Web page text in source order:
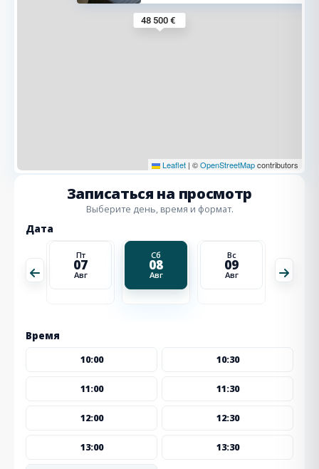
48 500 €
Leaflet | ©OpenStreetMapcontributors
Записаться на просмотр
Выберите день, время и формат.
Дата
Пт
07
Авг
Сб
08
Авг
Вс
09
Авг
Время
10:00 10:30
11:00 11:30
12:00 12:30
13:00 13:30